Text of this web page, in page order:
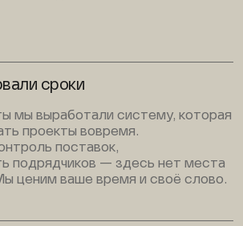
сроки
мы выработали систему, которая
проекты вовремя.
поставок,
подрядчиков — здесь нет места
ценим ваше время и своё слово.